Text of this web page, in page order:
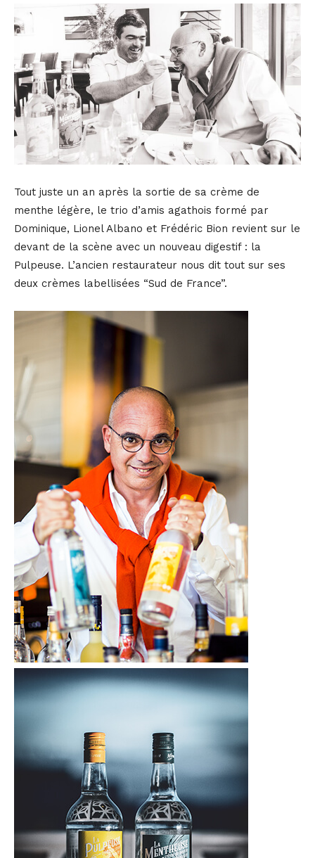
Tout juste un an après la sortie de sa crème de
menthe légère, le trio d’amis agathois formé par
Dominique, Lionel Albano et Frédéric Bion revient sur le
devant de la scène avec un nouveau digestif : la
Pulpeuse. L’ancien restaurateur nous dit tout sur ses
deux crèmes labellisées “Sud de France”.